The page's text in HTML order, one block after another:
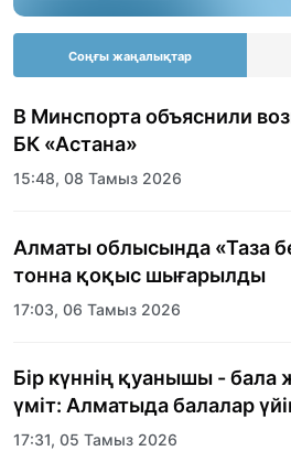
Соңғы жаңалықтар
В Минспорта объяснили
БК «Астана»
15:48, 08 Тамыз 2026
Алматы облысында «Таза
тонна қоқыс шығарылды
17:03, 06 Тамыз 2026
Бір күннің қуанышы - бала
үміт: Алматыда балалар
тәрбиеленушілеріне
17:31, 05 Тамыз 2026